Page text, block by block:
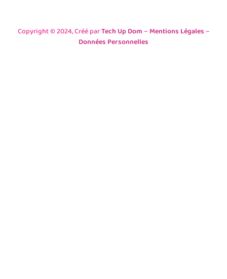
Copyright © 2024, Créé parTech Up Dom– Mentions Légales–
Données Personnelles